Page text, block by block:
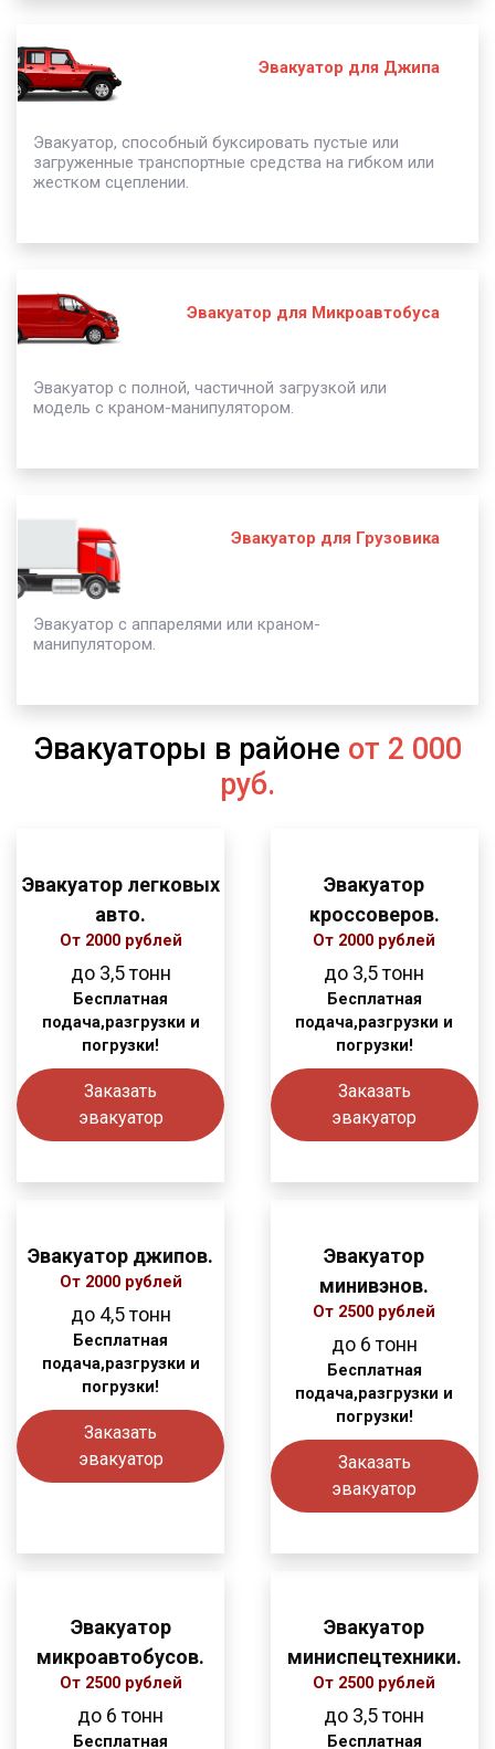
Эвакуатор для Джипа
Эвакуатор, способный буксировать пустые или
загруженные транспортные средства на гибком или
жестком сцеплении.
Эвакуатор для Микроавтобуса
Эвакуатор с полной, частичной загрузкой или
модель с краном-манипулятором.
Эвакуатор для Грузовика
Эвакуатор с аппарелями или краном-
манипулятором.
Эвакуаторы в районе от 2 000
руб.
Эвакуатор легковых
авто.
От 2000 рублей
до 3,5 тонн
Бесплатная
подача,разгрузки и
погрузки!
Заказать
эвакуатор
Эвакуатор
кроссоверов.
От 2000 рублей
до 3,5 тонн
Бесплатная
подача,разгрузки и
погрузки!
Заказать
эвакуатор
Эвакуатор джипов.
От 2000 рублей
до 4,5 тонн
Бесплатная
подача,разгрузки и
погрузки!
Заказать
эвакуатор
Эвакуатор
минивэнов.
От 2500 рублей
до 6 тонн
Бесплатная
подача,разгрузки и
погрузки!
Заказать
эвакуатор
Эвакуатор
микроавтобусов.
От 2500 рублей
до 6 тонн
Бесплатная
Эвакуатор
миниспецтехники.
От 2500 рублей
до 3,5 тонн
Бесплатная